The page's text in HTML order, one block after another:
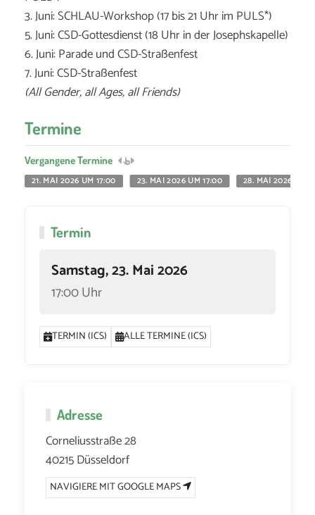
3. Juni: SCHLAU-Workshop (17 bis 21 Uhr im PULS*)
5. Juni: CSD-Gottesdienst (18 Uhr in der Josephskapelle)
6. Juni: Parade und CSD-Straßenfest
7. Juni: CSD-Straßenfest
(All Gender, all Ages, all Friends)
Termine
Vergangene Termine
21. MAI 2026 UM 17:00
23. MAI 2026 UM 17:00 28. MAI 2026 UM
Termin
Samstag, 23. Mai 2026
17:00 Uhr
TERMIN (ICS) ALLE TERMINE (ICS)
Adresse
Corneliusstraße 28
40215 Düsseldorf
NAVIGIERE MIT GOOGLE MAPS